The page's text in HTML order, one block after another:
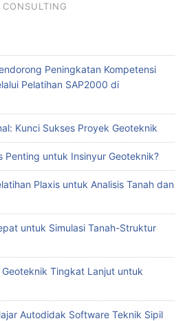
Peningkatan Kompetensi
Pelatihan SAP2000 di
Kunci Sukses Proyek Geoteknik
Penting untuk Insinyur Geoteknik?
Plaxis untuk Analisis Tanah dan
untuk Simulasi Tanah-Struktur
Geoteknik Tingkat Lanjut untuk
Autodidak Software Teknik Sipil